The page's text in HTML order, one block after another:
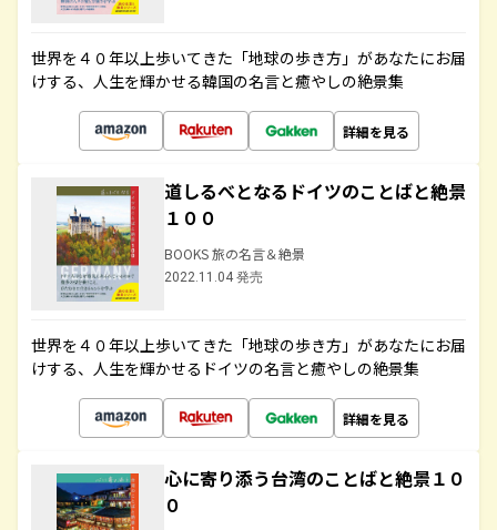
世界を４０年以上歩いてきた「地球の歩き方」があなたにお届
けする、人生を輝かせる韓国の名言と癒やしの絶景集
詳細を見る
道しるべとなるドイツのことばと絶景
１００
BOOKS 旅の名言＆絶景
2022.11.04 発売
世界を４０年以上歩いてきた「地球の歩き方」があなたにお届
けする、人生を輝かせるドイツの名言と癒やしの絶景集
詳細を見る
心に寄り添う台湾のことばと絶景１０
０